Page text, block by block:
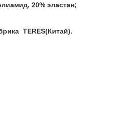
20% эластан;
TERES(Китай).